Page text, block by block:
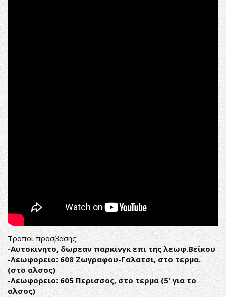
Τροποι προσβασης:
-Αυτοκινητο, δωρεαν παρκινγκ επι της λεωφ.Βεϊκου
-Λεωφορειο: 608 Ζωγραφου-Γαλατσι, στο τερμα.
(στο αλσος)
-Λεωφορειο: 605 Περισσος, στο τερμα (5' για το
αλσος)